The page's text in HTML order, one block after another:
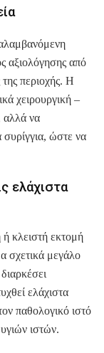
αξιολόγησης από
περιοχής. Η
χειρουργική –
αλλά να
συρίγγια, ώστε να
ελάχιστα
ή κλειστή εκτομή
σχετικά μεγάλο
ελάχιστα
παθολογικό ιστό
ιστών.